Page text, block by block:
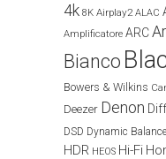
4k 8K Airplay2 ALAC
Amplificatore ARC
Bianco
Bowers & Wilkins
Deezer Denon
DSD Dynamic Balance
HDR HEOS Hi-Fi